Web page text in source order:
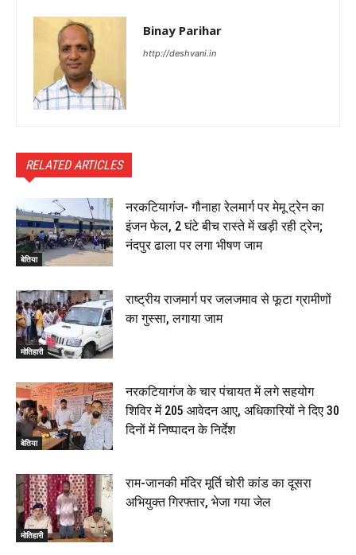
Binay Parihar
http://deshvani.in
RELATED ARTICLES
बेतिया
नरकटियागंज- गौनाहा रेलमार्ग पर मेमू ट्रेन का
इंजन फेल, 2 घंटे बीच रास्ते में खड़ी रही ट्रेन;
नंदपुर ढाला पर लगा भीषण जाम
मोतिहारी
राष्ट्रीय राजमार्ग पर जलजमाव से फूटा ग्रामीणों
का गुस्सा, लगाया जाम
बेतिया
नरकटियागंज के चार पंचायत में लगे सहयोग
शिविर में 205 आवेदन आए, अधिकारियों ने दिए 30
दिनों में निष्पादन के निर्देश
मोतिहारी
राम-जानकी मंदिर मूर्ति चोरी कांड का दूसरा
अभियुक्त गिरफ्तार, भेजा गया जेल